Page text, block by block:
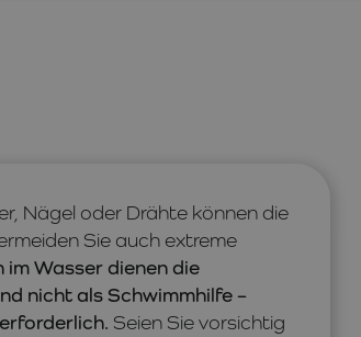
Nägel oder Drähte können die
Sie auch extreme
im Wasser dienen die
nicht als Schwimmhilfe –
Seien Sie vorsichtig